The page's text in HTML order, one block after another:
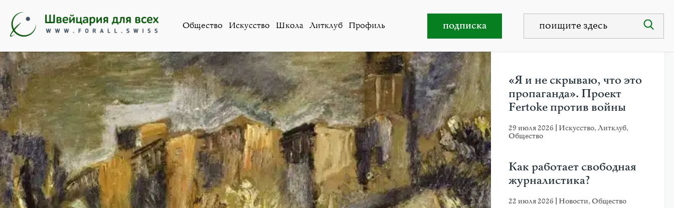
Общество Искусство Школа Литклуб Профиль подписка
«Я и не скрываю, что это
пропаганда». Проект
Fertoke против войны
29 июля 2026 Искусство,Литклуб,
Общество
Как работает свободная
журналистика?
22 июля 2026 Новости,Общество